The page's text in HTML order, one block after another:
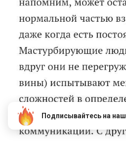
Подписывайтесь на наш